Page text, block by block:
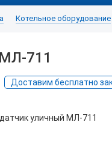
Котельное оборудование
711
Доставим бесплатно